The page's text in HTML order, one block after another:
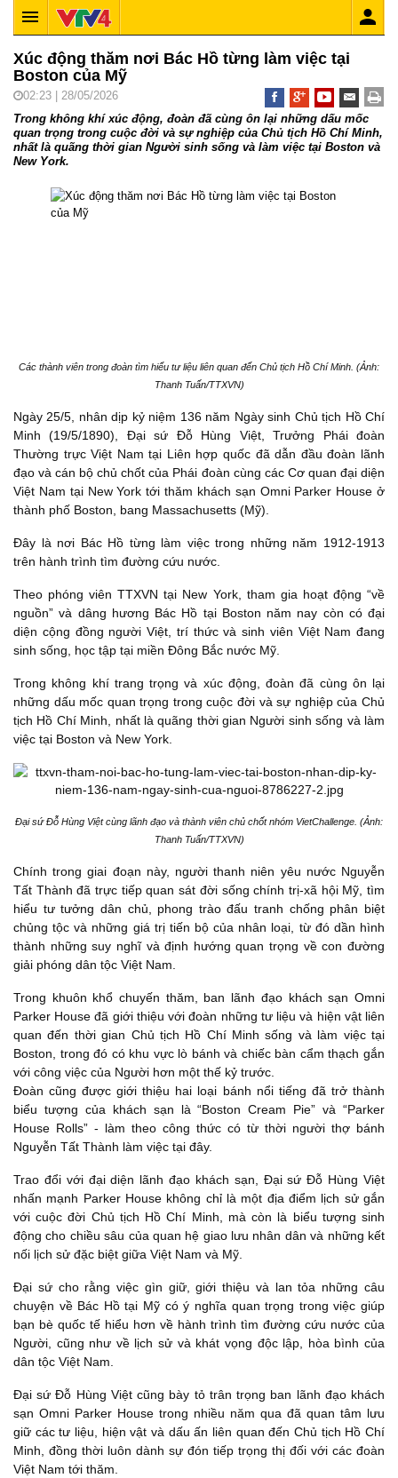
Xúc động thăm nơi Bác Hồ từng làm việc tại
Boston của Mỹ
02:23 | 28/05/2026
Trong không khí xúc động, đoàn đã cùng ôn lại những dấu mốc
quan trọng trong cuộc đời và sự nghiệp của Chủ tịch Hồ Chí Minh,
nhất là quãng thời gian Người sinh sống và làm việc tại Boston và
New York.
Các thành viên trong đoàn tìm hiểu tư liệu liên quan đến Chủ tịch Hồ Chí Minh. (Ảnh:
Thanh Tuấn/TTXVN)
Ngày 25/5, nhân dịp kỷ niệm 136 năm Ngày sinh Chủ tịch Hồ Chí
Minh (19/5/1890), Đại sứ Đỗ Hùng Việt, Trưởng Phái đoàn
Thường trực Việt Nam tại Liên hợp quốc đã dẫn đầu đoàn lãnh
đạo và cán bộ chủ chốt của Phái đoàn cùng các Cơ quan đại diện
Việt Nam tại New York tới thăm khách sạn Omni Parker House ở
thành phố Boston, bang Massachusetts (Mỹ).
Đây là nơi Bác Hồ từng làm việc trong những năm 1912-1913
trên hành trình tìm đường cứu nước.
Theo phóng viên TTXVN tại New York, tham gia hoạt động “về
nguồn” và dâng hương Bác Hồ tại Boston năm nay còn có đại
diện cộng đồng người Việt, trí thức và sinh viên Việt Nam đang
sinh sống, học tập tại miền Đông Bắc nước Mỹ.
Trong không khí trang trọng và xúc động, đoàn đã cùng ôn lại
những dấu mốc quan trọng trong cuộc đời và sự nghiệp của Chủ
tịch Hồ Chí Minh, nhất là quãng thời gian Người sinh sống và làm
việc tại Boston và New York.
Đại sứ Đỗ Hùng Việt cùng lãnh đạo và thành viên chủ chốt nhóm VietChallenge. (Ảnh:
Thanh Tuấn/TTXVN)
Chính trong giai đoạn này, người thanh niên yêu nước Nguyễn
Tất Thành đã trực tiếp quan sát đời sống chính trị-xã hội Mỹ, tìm
hiểu tư tưởng dân chủ, phong trào đấu tranh chống phân biệt
chủng tộc và những giá trị tiến bộ của nhân loại, từ đó dần hình
thành những suy nghĩ và định hướng quan trọng về con đường
giải phóng dân tộc Việt Nam.
Trong khuôn khổ chuyến thăm, ban lãnh đạo khách sạn Omni
Parker House đã giới thiệu với đoàn những tư liệu và hiện vật liên
quan đến thời gian Chủ tịch Hồ Chí Minh sống và làm việc tại
Boston, trong đó có khu vực lò bánh và chiếc bàn cẩm thạch gắn
với công việc của Người hơn một thế kỷ trước.
Đoàn cũng được giới thiệu hai loại bánh nổi tiếng đã trở thành
biểu tượng của khách sạn là “Boston Cream Pie” và “Parker
House Rolls” - làm theo công thức có từ thời người thợ bánh
Nguyễn Tất Thành làm việc tại đây.
Trao đổi với đại diện lãnh đạo khách sạn, Đại sứ Đỗ Hùng Việt
nhấn mạnh Parker House không chỉ là một địa điểm lịch sử gắn
với cuộc đời Chủ tịch Hồ Chí Minh, mà còn là biểu tượng sinh
động cho chiều sâu của quan hệ giao lưu nhân dân và những kết
nối lịch sử đặc biệt giữa Việt Nam và Mỹ.
Đại sứ cho rằng việc gìn giữ, giới thiệu và lan tỏa những câu
chuyện về Bác Hồ tại Mỹ có ý nghĩa quan trọng trong việc giúp
bạn bè quốc tế hiểu hơn về hành trình tìm đường cứu nước của
Người, cũng như về lịch sử và khát vọng độc lập, hòa bình của
dân tộc Việt Nam.
Đại sứ Đỗ Hùng Việt cũng bày tỏ trân trọng ban lãnh đạo khách
sạn Omni Parker House trong nhiều năm qua đã quan tâm lưu
giữ các tư liệu, hiện vật và dấu ấn liên quan đến Chủ tịch Hồ Chí
Minh, đồng thời luôn dành sự đón tiếp trọng thị đối với các đoàn
Việt Nam tới thăm.